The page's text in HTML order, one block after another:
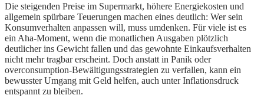
Die steigenden Preise im Supermarkt, höhere Energiekosten und
allgemein spürbare Teuerungen machen eines deutlich: Wer sein
Konsumverhalten anpassen will, muss umdenken. Für viele ist es
ein Aha-Moment, wenn die monatlichen Ausgaben plötzlich
deutlicher ins Gewicht fallen und das gewohnte Einkaufsverhalten
nicht mehr tragbar erscheint. Doch anstatt in Panik oder
overconsumption-Bewältigungsstrategien zu verfallen, kann ein
bewusster Umgang mit Geld helfen, auch unter Inflationsdruck
entspannt zu bleiben.